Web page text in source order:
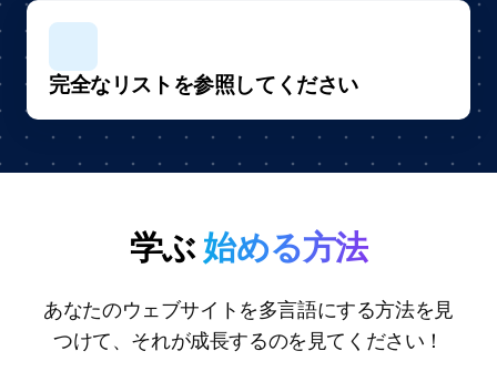
完全なリストを参照してください
学ぶ始める方法
あなたのウェブサイトを多言語にする方法を見
つけて、それが成長するのを見てください！